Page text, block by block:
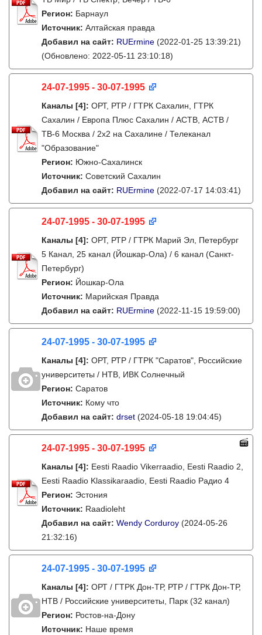
Регион: Барнаул
Источник: Алтайская правда
Добавил на сайт: RUErmine (2022-01-25 13:39:21)
(Обновлено: 2022-05-11 23:10:18)
24-07-1995 - 30-07-1995
Каналы [4]: ОРТ, РТР / ГТРК Сахалин, ГТРК
Сахалин / Европа Плюс Сахалин / АСТВ, АСТВ /
ТВ-6 Москва / 2х2 на Сахалине / Телеканал
"Образование"
Регион: Южно-Сахалинск
Источник: Советский Сахалин
Добавил на сайт: RUErmine (2022-07-17 14:03:41)
24-07-1995 - 30-07-1995
Каналы [4]: ОРТ, РТР / ГТРК Марий Эл, Петербург
5 Канал, 25 канал (Йошкар-Ола) / 6 канал (Санкт-
Петербург)
Регион: Йошкар-Ола
Источник: Марийская Правда
Добавил на сайт: RUErmine (2022-11-15 19:59:00)
24-07-1995 - 30-07-1995
Каналы [4]: ОРТ, РТР / ГТРК "Саратов", Российские
университеты / НТВ, ИВК Солнечный
Регион: Саратов
Источник: Кому что
Добавил на сайт: drset (2024-05-18 19:04:45)
24-07-1995 - 30-07-1995
Каналы [4]: Eesti Raadio Vikerraadio, Eesti Raadio 2,
Eesti Raadio Klassikaraadio, Eesti Raadio Радио 4
Регион: Эстония
Источник: Raadioleht
Добавил на сайт: Wendy Corduroy (2024-05-26
21:32:16)
24-07-1995 - 30-07-1995
Каналы [4]: ОРТ / ГТРК Дон-ТР, РТР / ГТРК Дон-ТР,
НТВ / Российские университеты, Парк (32 канал)
Регион: Ростов-на-Дону
Источник: Наше время